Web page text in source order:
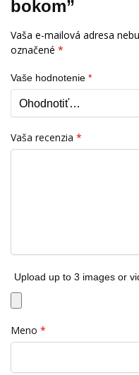
bokom”
Vaša e-mailová adresa
označené *
Vaše hodnotenie *
Vaša recenzia *
Upload up to 3 images or
Meno *